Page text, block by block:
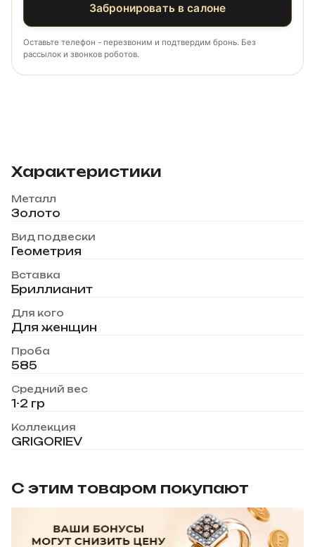
Забронировать в салоне
Оставьте телефон - перезвоним и подтвердим бронь. Без
рассылок и звонков роботов.
Характеристики
Металл
Золото
Вид подвески
Геометрия
Вставка
Бриллианит
Для кого
Для женщин
Проба
585
Средний вес
1-2 гр
Коллекция
GRIGORIEV
С этим товаром покупают